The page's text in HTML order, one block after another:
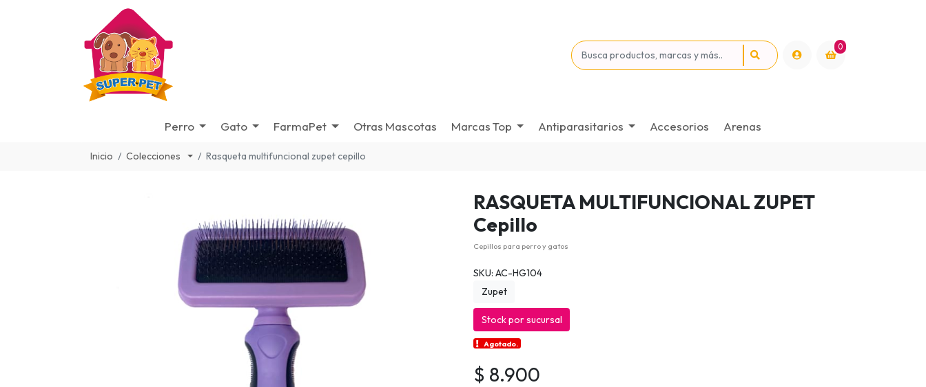
0
Perro Gato FarmaPet Otras Mascotas Marcas Top Antiparasitarios Accesorios Arenas
Inicio Colecciones Rasqueta multifuncional zupet cepillo
RASQUETA MULTIFUNCIONAL ZUPET
Cepillo
Cepillos para perro y gatos
SKU: AC-HG104
Zupet
Stock por sucursal
Agotado.
$ 8.900